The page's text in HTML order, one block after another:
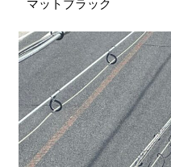
マットブラック